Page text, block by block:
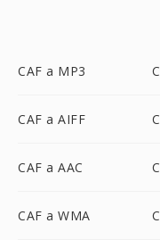
CAF a MP3
CAF a AIFF
CAF a AAC
CAF a WMA